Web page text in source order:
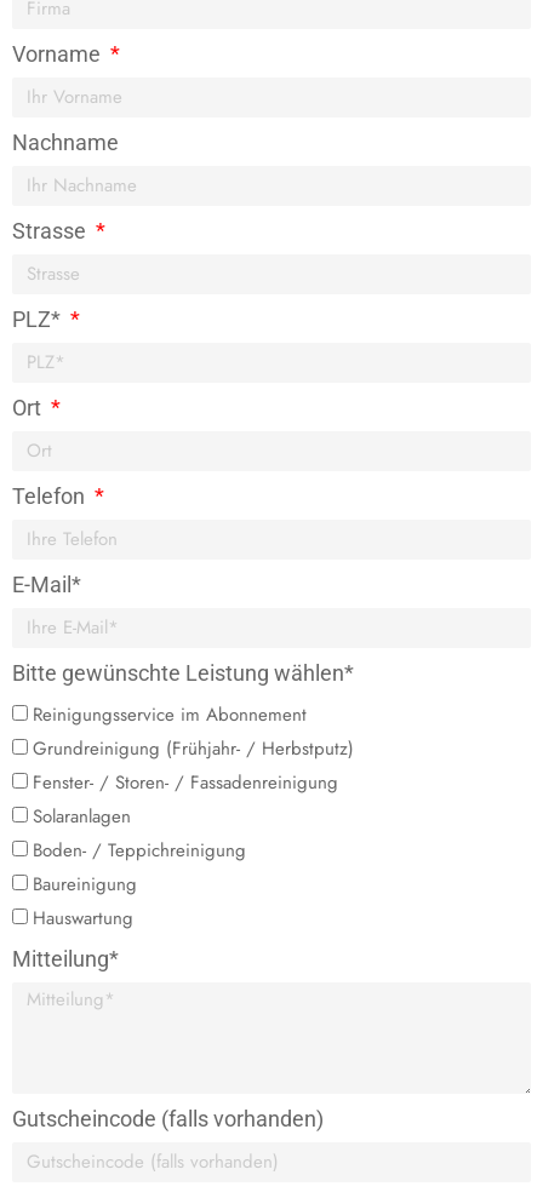
Vorname
Nachname
Strasse
PLZ*
Ort
Telefon
E-Mail*
Bitte gewünschte Leistung wählen*
Reinigungsservice im Abonnement
Grundreinigung (Frühjahr- / Herbstputz)
Fenster- / Storen- / Fassadenreinigung
Solaranlagen
Boden- / Teppichreinigung
Baureinigung
Hauswartung
Mitteilung*
Gutscheincode (falls vorhanden)